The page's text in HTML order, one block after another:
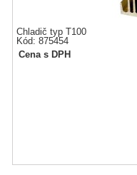
Chladič typ T100
Kód: 875454
Cena s DPH